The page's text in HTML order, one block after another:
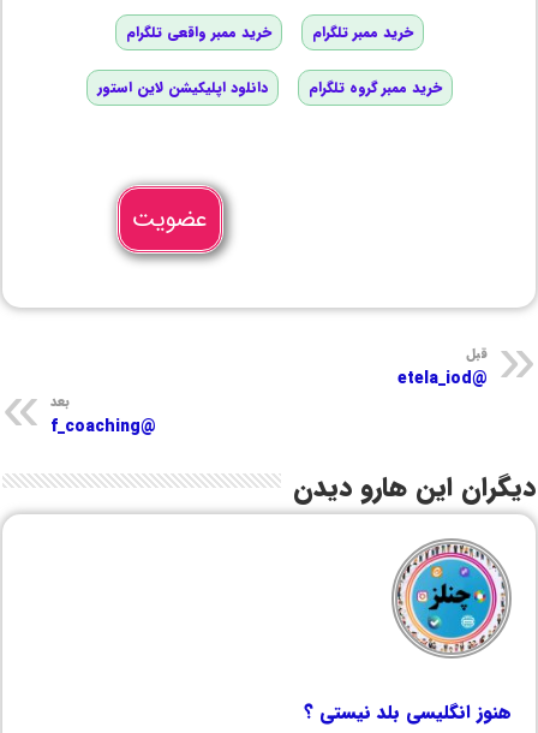
خرید ممبر تلگرام خرید ممبر واقعی تلگرام
خرید ممبر گروه تلگرام دانلود اپلیکیشن لاین استور
عضویت
قبل
@etela_iod
بعد
@f_coaching
دیگران این هارو دیدن
هنوز انگلیسی بلد نیستی ؟